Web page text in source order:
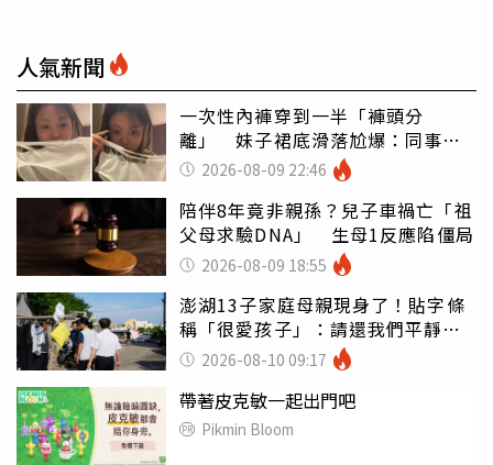
人氣新聞
一次性內褲穿到一半「褲頭分
離」 妹子裙底滑落尬爆：同事全
看光2026-08-09 22:46
陪伴8年竟非親孫？兒子車禍亡「祖
父母求驗DNA」 生母1反應陷僵局
2026-08-09 18:55
澎湖13子家庭母親現身了！貼字條
稱「很愛孩子」：請還我們平靜生
活 2026-08-10 09:17
帶著皮克敏一起出門吧
Pikmin Bloom